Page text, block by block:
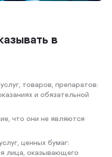
в
товаров, препаратов:
и обязательной
что они не являются
ценных бумаг:
лица, оказывающего